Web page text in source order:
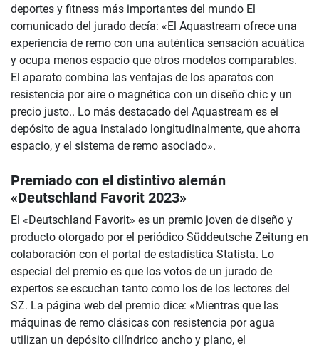
deportes y fitness más importantes del mundo El
comunicado del jurado decía: «El Aquastream ofrece una
experiencia de remo con una auténtica sensación acuática
y ocupa menos espacio que otros modelos comparables.
El aparato combina las ventajas de los aparatos con
resistencia por aire o magnética con un diseño chic y un
precio justo.. Lo más destacado del Aquastream es el
depósito de agua instalado longitudinalmente, que ahorra
espacio, y el sistema de remo asociado».
Premiado con el distintivo alemán
«Deutschland Favorit 2023»
El «Deutschland Favorit» es un premio joven de diseño y
producto otorgado por el periódico Süddeutsche Zeitung en
colaboración con el portal de estadística Statista. Lo
especial del premio es que los votos de un jurado de
expertos se escuchan tanto como los de los lectores del
SZ. La página web del premio dice: «Mientras que las
máquinas de remo clásicas con resistencia por agua
utilizan un depósito cilíndrico ancho y plano, el